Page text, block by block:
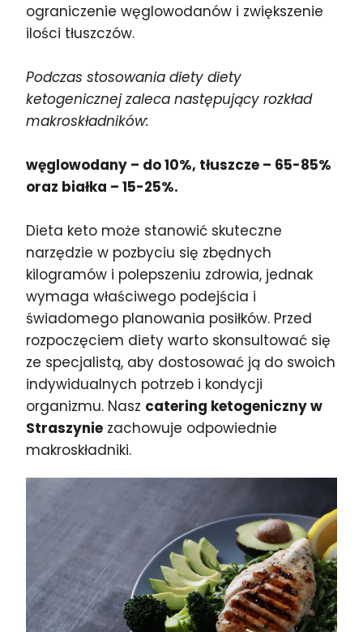
ograniczenie węglowodanów i zwiększenie
ilości tłuszczów.
Podczas stosowania diety diety
ketogenicznej zaleca następujący rozkład
makroskładników:
węglowodany – do 10%, tłuszcze – 65-85%
oraz białka – 15-25%.
Dieta keto może stanowić skuteczne
narzędzie w pozbyciu się zbędnych
kilogramów i polepszeniu zdrowia, jednak
wymaga właściwego podejścia i
świadomego planowania posiłków. Przed
rozpoczęciem diety warto skonsultować się
ze specjalistą, aby dostosować ją do swoich
indywidualnych potrzeb i kondycji
organizmu. Nasz catering ketogeniczny w
Straszynie zachowuje odpowiednie
makroskładniki.